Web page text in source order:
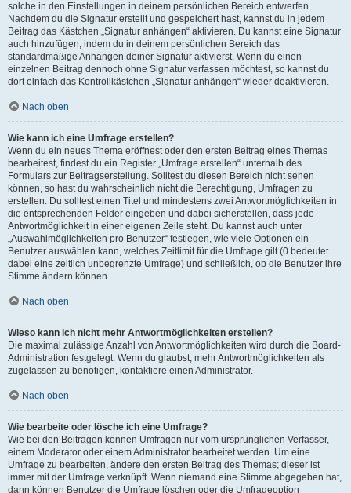
solche in den Einstellungen in deinem persönlichen Bereich entwerfen.
Nachdem du die Signatur erstellt und gespeichert hast, kannst du in jedem
Beitrag das Kästchen „Signatur anhängen“ aktivieren. Du kannst eine Signatur
auch hinzufügen, indem du in deinem persönlichen Bereich das
standardmäßige Anhängen deiner Signatur aktivierst. Wenn du einen
einzelnen Beitrag dennoch ohne Signatur verfassen möchtest, so kannst du
dort einfach das Kontrollkästchen „Signatur anhängen“ wieder deaktivieren.
Nach oben
Wie kann ich eine Umfrage erstellen?
Wenn du ein neues Thema eröffnest oder den ersten Beitrag eines Themas
bearbeitest, findest du ein Register „Umfrage erstellen“ unterhalb des
Formulars zur Beitragserstellung. Solltest du diesen Bereich nicht sehen
können, so hast du wahrscheinlich nicht die Berechtigung, Umfragen zu
erstellen. Du solltest einen Titel und mindestens zwei Antwortmöglichkeiten in
die entsprechenden Felder eingeben und dabei sicherstellen, dass jede
Antwortmöglichkeit in einer eigenen Zeile steht. Du kannst auch unter
„Auswahlmöglichkeiten pro Benutzer“ festlegen, wie viele Optionen ein
Benutzer auswählen kann, welches Zeitlimit für die Umfrage gilt (0 bedeutet
dabei eine zeitlich unbegrenzte Umfrage) und schließlich, ob die Benutzer ihre
Stimme ändern können.
Nach oben
Wieso kann ich nicht mehr Antwortmöglichkeiten erstellen?
Die maximal zulässige Anzahl von Antwortmöglichkeiten wird durch die Board-
Administration festgelegt. Wenn du glaubst, mehr Antwortmöglichkeiten als
zugelassen zu benötigen, kontaktiere einen Administrator.
Nach oben
Wie bearbeite oder lösche ich eine Umfrage?
Wie bei den Beiträgen können Umfragen nur vom ursprünglichen Verfasser,
einem Moderator oder einem Administrator bearbeitet werden. Um eine
Umfrage zu bearbeiten, ändere den ersten Beitrag des Themas; dieser ist
immer mit der Umfrage verknüpft. Wenn niemand eine Stimme abgegeben hat,
dann können Benutzer die Umfrage löschen oder die Umfrageoption